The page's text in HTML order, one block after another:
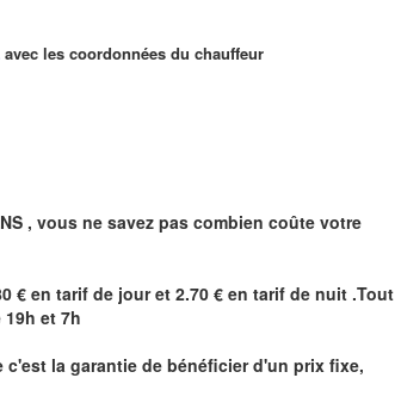
avec les coordonnées du chauffeur
, vous ne savez pas combien coûte votre
€ en tarif de jour et 2.70 € en tarif de nuit .Tout
19h et 7h
c'est la garantie de bénéficier d'un prix fixe,